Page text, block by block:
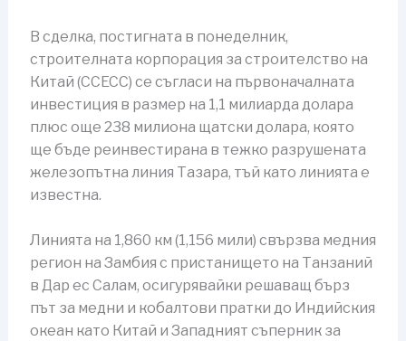
В сделка, постигната в понеделник,
строителната корпорация за строителство на
Китай (CCECC) се съгласи на първоначалната
инвестиция в размер на 1,1 милиарда долара
плюс още 238 милиона щатски долара, която
ще бъде реинвестирана в тежко разрушената
железопътна линия Тазара, тъй като линията е
известна.
Линията на 1,860 км (1,156 мили) свързва медния
регион на Замбия с пристанището на Танзаний
в Дар ес Салам, осигурявайки решаващ бърз
път за медни и кобалтови пратки до Индийския
океан като Китай и Западният съперник за